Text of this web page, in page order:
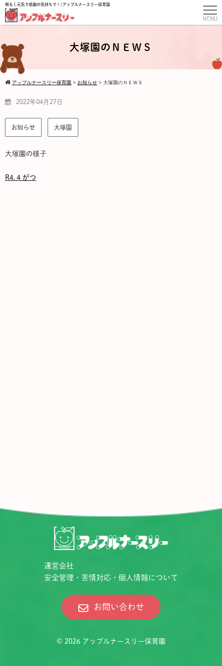
明るく元気で感謝の気持ちで！/アップルナースリー保育園
大塚園のＮＥＷＳ
アップルナースリー保育園 > お知らせ > 大塚園のＮＥＷＳ
2022年04月27日
お知らせ 大塚園
大塚園の様子
R4.４がつ
運営会社
安全管理・苦情対応・個人情報について
お問い合わせ
© 2026 アップルナースリー保育園